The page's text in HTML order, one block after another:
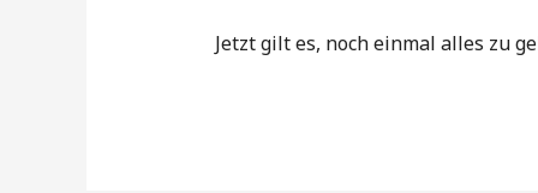
Jetzt gilt es, noch einmal alles zu